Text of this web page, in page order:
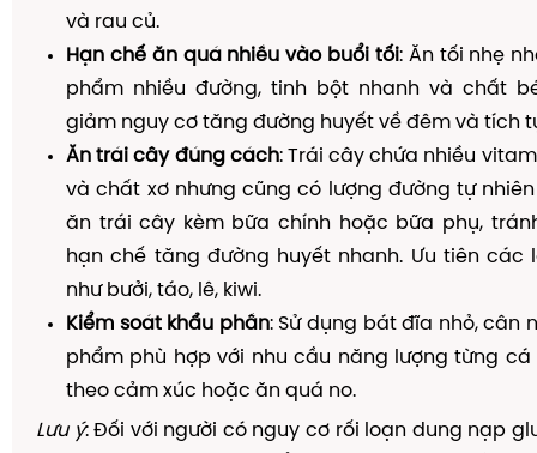
và rau củ.
Hạn chế ăn quá nhiều vào buổi tối: Ăn tối nhẹ
phẩm nhiều đường, tinh bột nhanh và chất
giảm nguy cơ tăng đường huyết về đêm và tích
Ăn trái cây đúng cách: Trái cây chứa nhiều
và chất xơ nhưng cũng có lượng đường tự
ăn trái cây kèm bữa chính hoặc bữa phụ,
hạn chế tăng đường huyết nhanh. Ưu tiên các
như bưởi, táo, lê, kiwi.
Kiểm soát khẩu phần: Sử dụng bát đĩa nhỏ, cân
phẩm phù hợp với nhu cầu năng lượng từng cá
theo cảm xúc hoặc ăn quá no.
Lưu ý: Đối với người có nguy cơ rối loạn dung nạp